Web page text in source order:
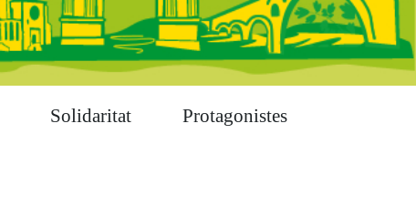
Solidaritat Protagonistes